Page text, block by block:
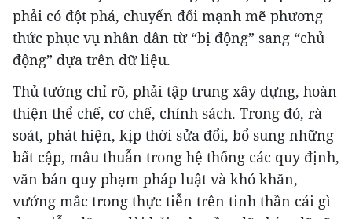
phải có đột phá, chuyển đổi mạnh mẽ phương
thức phục vụ nhân dân từ “bị động” sang “chủ
động” dựa trên dữ liệu.
Thủ tướng chỉ rõ, phải tập trung xây dựng, hoàn
thiện thể chế, cơ chế, chính sách. Trong đó, rà
soát, phát hiện, kịp thời sửa đổi, bổ sung những
bất cập, mâu thuẫn trong hệ thống các quy định,
văn bản quy phạm pháp luật và khó khăn,
vướng mắc trong thực tiễn trên tinh thần cái gì